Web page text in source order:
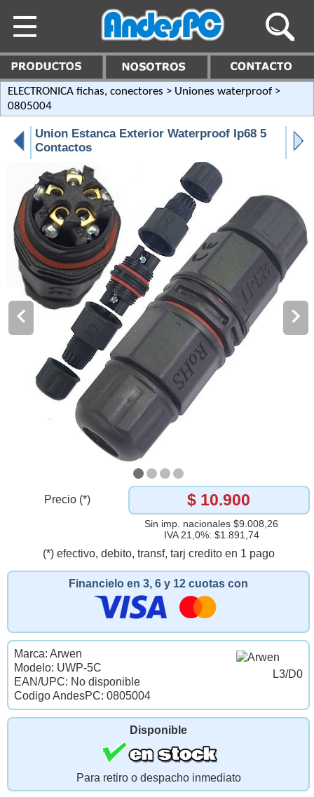
ELECTRONICA fichas, conectores > Uniones waterproof >
0805004
Union Estanca Exterior Waterproof Ip68 5
Contactos
Precio (*) $ 10.900
Sin imp. nacionales $9.008,26
IVA 21,0%: $1.891,74
(*) efectivo, debito, transf, tarj credito en 1 pago
Financielo en 3, 6 y 12 cuotas con
L3/D0
Marca: Arwen
Modelo: UWP-5C
EAN/UPC: No disponible
Codigo AndesPC: 0805004
Disponible
Para retiro o despacho inmediato